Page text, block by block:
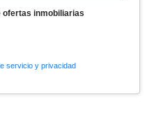
inmobiliarias
servicio y privacidad